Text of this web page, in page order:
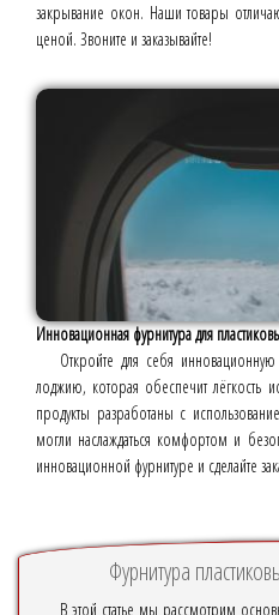
закрывание окон. Наши товары
ценой. Звоните и заказывайте!
Инновационная фурнитура для
Откройте для себя
лоджию, которая обеспечит лёгкость
продукты разработаны с
могли наслаждаться комфортом и
инновационной фурнитуре и сделайте
Фурнитура
В этой статье мы рассмотрим